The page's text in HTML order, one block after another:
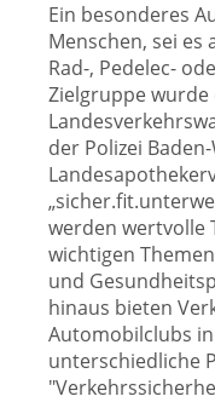
Ein besonderes
Menschen, sei es
Rad-, Pedelec-
Zielgruppe
der Polizei
werden wertvolle
wichtigen
und
hinaus bieten
Automobilclubs
unterschiedliche